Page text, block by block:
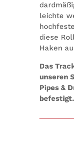
leichte
diese
Haken
Das
unse­ren
Pipes &